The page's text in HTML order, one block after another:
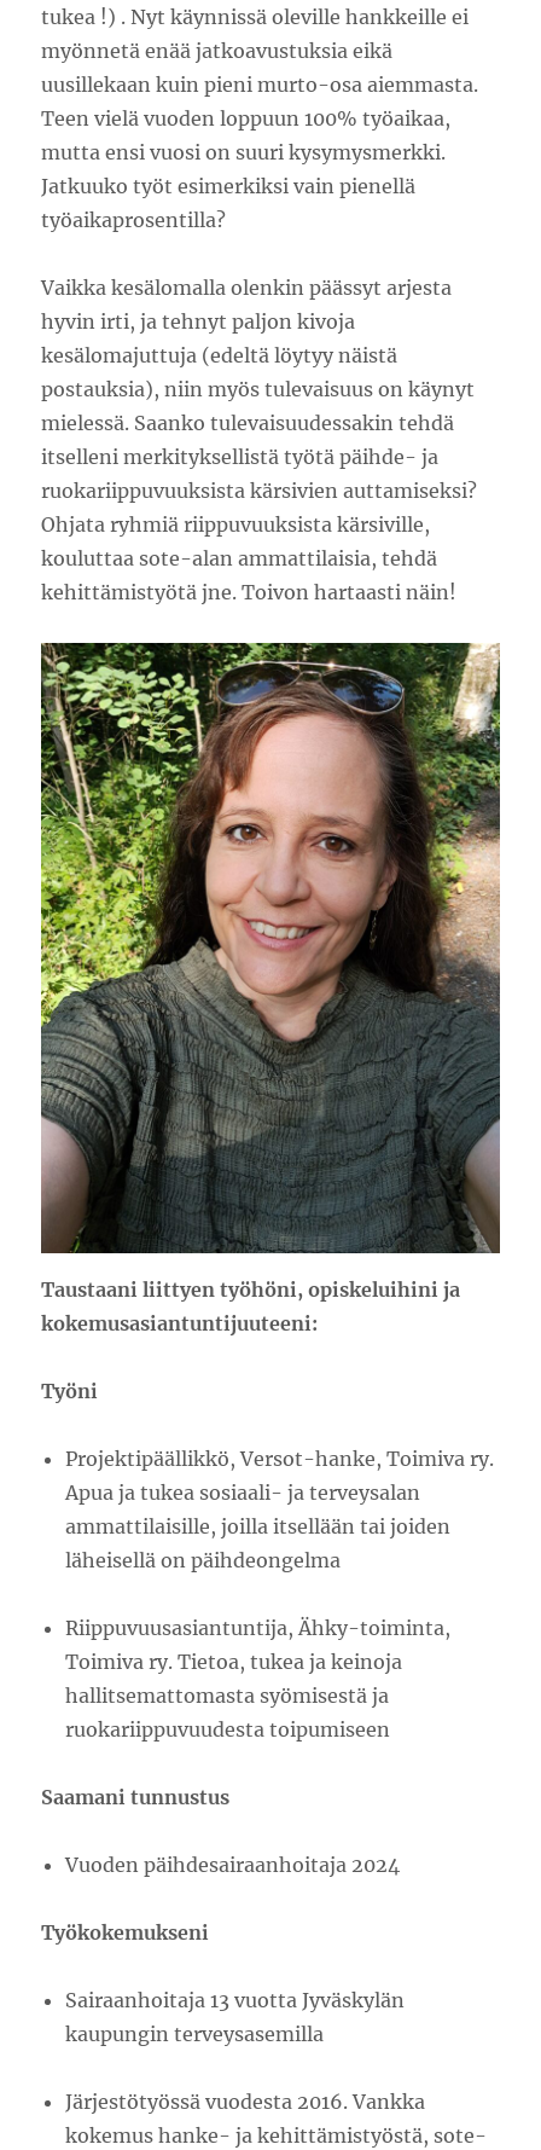
tukea !) . Nyt käynnissä oleville hankkeille ei
myönnetä enää jatkoavustuksia eikä
uusillekaan kuin pieni murto-osa aiemmasta.
Teen vielä vuoden loppuun 100% työaikaa,
mutta ensi vuosi on suuri kysymysmerkki.
Jatkuuko työt esimerkiksi vain pienellä
työaikaprosentilla?
Vaikka kesälomalla olenkin päässyt arjesta
hyvin irti, ja tehnyt paljon kivoja
kesälomajuttuja (edeltä löytyy näistä
postauksia), niin myös tulevaisuus on käynyt
mielessä. Saanko tulevaisuudessakin tehdä
itselleni merkityksellistä työtä päihde- ja
ruokariippuvuuksista kärsivien auttamiseksi?
Ohjata ryhmiä riippuvuuksista kärsiville,
kouluttaa sote-alan ammattilaisia, tehdä
kehittämistyötä jne. Toivon hartaasti näin!
Taustaani liittyen työhöni, opiskeluihini ja
kokemusasiantuntijuuteeni:
Työni
Projektipäällikkö, Versot-hanke, Toimiva ry.
Apua ja tukea sosiaali- ja terveysalan
ammattilaisille, joilla itsellään tai joiden
läheisellä on päihdeongelma
Riippuvuusasiantuntija, Ähky-toiminta,
Toimiva ry. Tietoa, tukea ja keinoja
hallitsemattomasta syömisestä ja
ruokariippuvuudesta toipumiseen
Saamani tunnustus
Vuoden päihdesairaanhoitaja 2024
Työkokemukseni
Sairaanhoitaja 13 vuotta Jyväskylän
kaupungin terveysasemilla
Järjestötyössä vuodesta 2016. Vankka
kokemus hanke- ja kehittämistyöstä, sote-